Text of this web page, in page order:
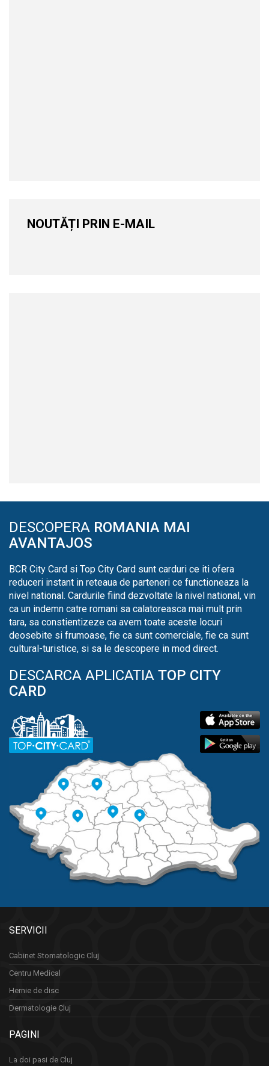
NOUTĂȚI PRIN E-MAIL
DESCOPERA ROMANIA MAI
AVANTAJOS
BCR City Card si Top City Card sunt carduri ce iti ofera
reduceri instant in reteaua de parteneri ce functioneaza la
nivel national. Cardurile fiind dezvoltate la nivel national, vin
ca un indemn catre romani sa calatoreasca mai mult prin
tara, sa constientizeze ca avem toate aceste locuri
deosebite si frumoase, fie ca sunt comerciale, fie ca sunt
cultural-turistice, si sa le descopere in mod direct.
DESCARCA APLICATIA TOP CITY
CARD
SERVICII
Cabinet Stomatologic Cluj
Centru Medical
Hernie de disc
Dermatologie Cluj
PAGINI
La doi pasi de Cluj